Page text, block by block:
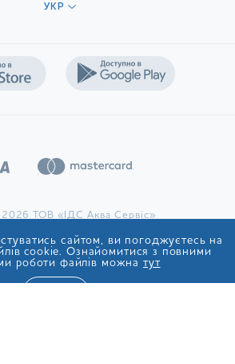
УКР
ТОВ «ІДС Аква Сервіс»
сайтом, ви погоджуєтесь на
cookie. Ознайомитися з повними
роботи файлів можна тут